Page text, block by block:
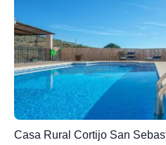
Casa Rural Cortijo San